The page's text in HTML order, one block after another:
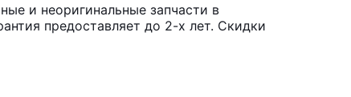
и неоригинальные запчасти в
предоставляет до 2-х лет. Скидки